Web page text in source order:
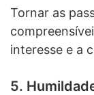
Tornar as
interesse e a
5.